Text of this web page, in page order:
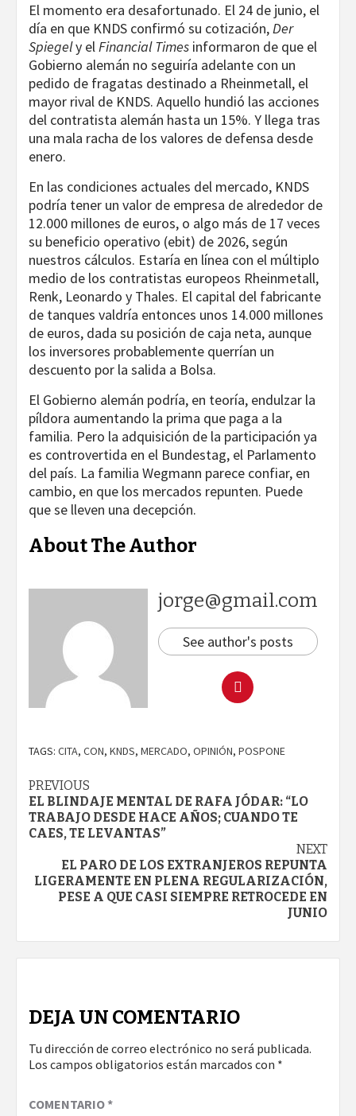
El momento era desafortunado. El 24 de junio, el
día en que KNDS confirmó su cotización,Der
Spiegely elFinancial Times informaron de que el
Gobierno alemán no seguiría adelante con un
pedido de fragatas destinado a Rheinmetall, el
mayor rival de KNDS. Aquello hundió las acciones
del contratista alemán hasta un 15%. Y llega tras
una mala racha de los valores de defensa desde
enero.
En las condiciones actuales del mercado, KNDS
podría tener un valor de empresa de alrededor de
12.000 millones de euros, o algo más de 17 veces
su beneficio operativo (ebit) de 2026, según
nuestros cálculos. Estaría en línea con el múltiplo
medio de los contratistas europeos Rheinmetall,
Renk, Leonardo y Thales. El capital del fabricante
de tanques valdría entonces unos 14.000 millones
de euros, dada su posición de caja neta, aunque
los inversores probablemente querrían un
descuento por la salida a Bolsa.
El Gobierno alemán podría, en teoría, endulzar la
píldora aumentando la prima que paga a la
familia. Pero la adquisición de la participación ya
es controvertida en el Bundestag, el Parlamento
del país. La familia Wegmann parece confiar, en
cambio, en que los mercados repunten. Puede
que se lleven una decepción.
About The Author
jorge@gmail.com
See author's posts
TAGS: CITA, CON, KNDS, MERCADO, OPINIÓN, POSPONE
Continue
Reading
PREVIOUS
EL BLINDAJE MENTAL DE RAFA JÓDAR: “LO
TRABAJO DESDE HACE AÑOS; CUANDO TE
CAES, TE LEVANTAS”
NEXT
EL PARO DE LOS EXTRANJEROS REPUNTA
LIGERAMENTE EN PLENA REGULARIZACIÓN,
PESE A QUE CASI SIEMPRE RETROCEDE EN
JUNIO
DEJA UN COMENTARIO
Tu dirección de correo electrónico no será publicada.
Los campos obligatorios están marcados con *
COMENTARIO*